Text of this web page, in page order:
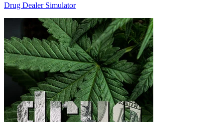
Drug Dealer Simulator